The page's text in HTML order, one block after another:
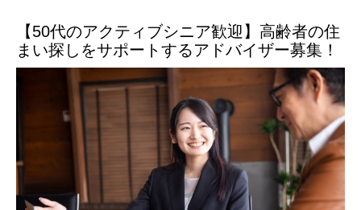
【50代のアクティブシニア歓迎】高齢者の住
まい探しをサポートするアドバイザー募集！